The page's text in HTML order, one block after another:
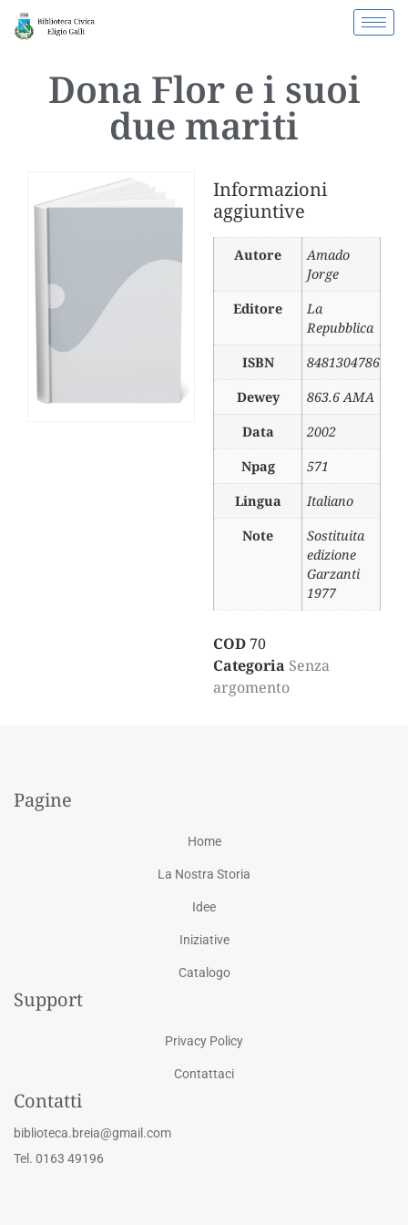
Dona Flor e i suoi
due mariti
Informazioni
aggiuntive
Autore
Amado
Jorge
Editore
La
Repubblica
ISBN
8481304786
Dewey
863.6 AMA
Data
2002
Npag
571
Lingua
Italiano
Note
Sostituita
edizione
Garzanti
1977
COD 70
Categoria Senza
argomento
Pagine
Home
La Nostra Storia
Idee
Iniziative
Catalogo
Support
Privacy Policy
Contattaci
Contatti
biblioteca.breia@gmail.com
Tel. 0163 49196